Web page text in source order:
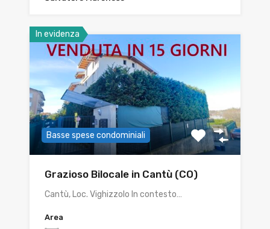
In evidenza
Basse spese condominiali
Grazioso Bilocale in Cantù (CO)
Cantù, Loc. Vighizzolo In contesto…
Area